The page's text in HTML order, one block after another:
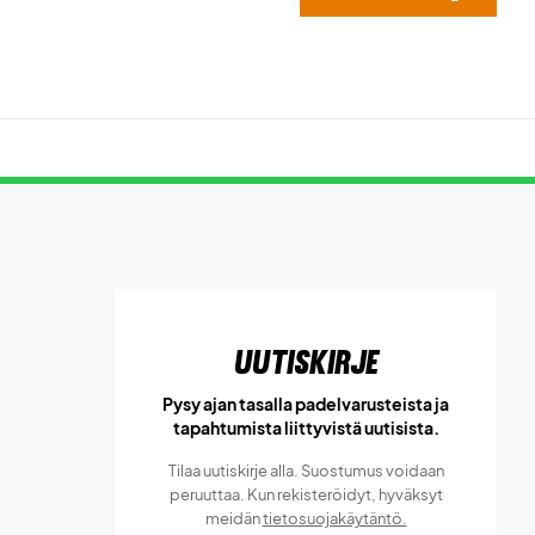
Uutiskirje
Pysy ajan tasalla padelvarusteista ja
tapahtumista liittyvistä uutisista.
Tilaa uutiskirje alla. Suostumus voidaan
peruuttaa. Kun rekisteröidyt, hyväksyt
meidäntietosuojakäytäntö.